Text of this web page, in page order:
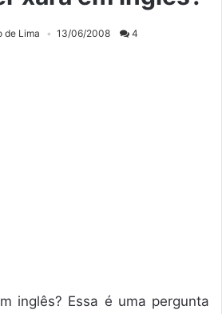
de Lima 13/06/2008 4
inglês? Essa é uma pergunta